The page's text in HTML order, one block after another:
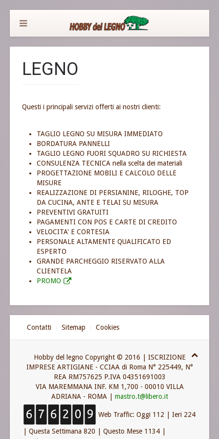
LEGNO
Questi i principali servizi offerti ai nostri clienti:
TAGLIO LEGNO SU MISURA IMMEDIATO
BORDATURA PANNELLI
TAGLIO LEGNO FUORI SQUADRO SU RICHIESTA
CONSULENZA TECNICA nella scelta dei materiali
PROGETTAZIONE MOBILI E CALCOLO DELLE
MISURE
REALIZZAZIONE DI PERSIANINE, RILOGHE, TOP
DA CUCINA, ANTE E TELAI SU MISURA
PREVENTIVI GRATUITI
PAGAMENTI CON POS E CARTE DI CREDITO
VELOCITA' E CORTESIA
PERSONALE ALTAMENTE QUALIFICATO ED
ESPERTO
GRANDE PARCHEGGIO RISERVATO ALLA
CLIENTELA
PROMO
Contatti Sitemap Cookies
Hobby del legno Copyright © 2016 | ISCRIZIONE
IMPRESE ARTIGIANE - CCIAA di Roma N° 225449, N°
REA RM757625 P.IVA 04351691003
VIA MAREMMANA INF. KM 1,700 - 00010 VILLA
ADRIANA - ROMA | mastro.t@libero.it
Web Traffic: Oggi 112 Ieri 224
| Questa Settimana 820 | Questo Mese 1134 |